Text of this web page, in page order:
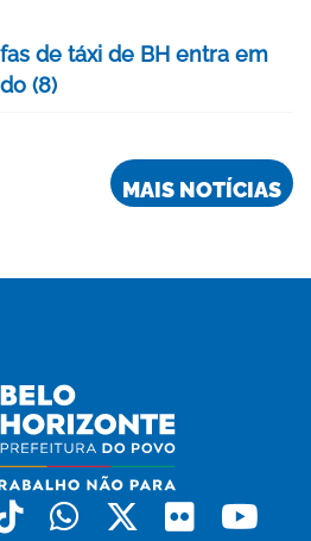
de táxi de BH entra em
(8)
MAIS NOTÍCIAS
TiktokWhatsapp
X Flickr